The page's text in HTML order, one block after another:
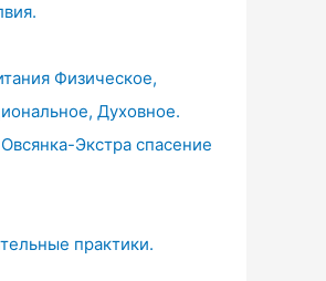
Физическое,
Духовное.
Экстра спасение
практики.